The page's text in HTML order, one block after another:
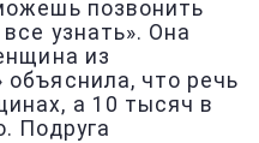
позвонить
узнать». Она
из
объяснила, что речь
а 10 тысяч в
Подруга